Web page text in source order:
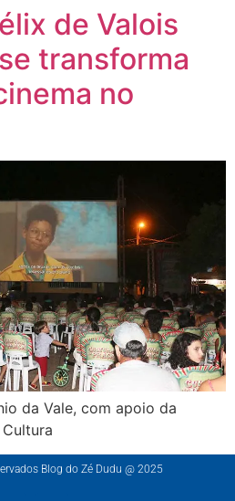
de Valois
transforma
no
da Vale, com apoio da
Blog do Zé Dudu @ 2025